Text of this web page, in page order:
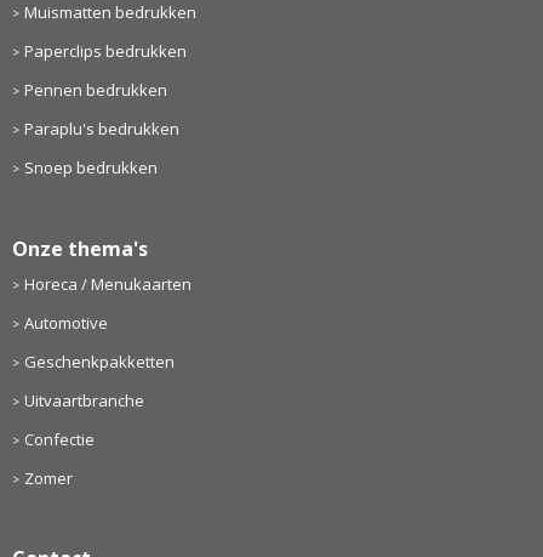
Muismatten bedrukken
Paperclips bedrukken
Pennen bedrukken
Paraplu's bedrukken
Snoep bedrukken
Onze thema's
Horeca / Menukaarten
Automotive
Geschenkpakketten
Uitvaartbranche
Confectie
Zomer